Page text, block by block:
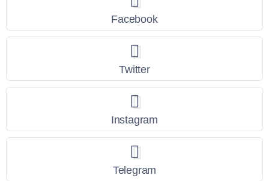
Facebook
Twitter
Instagram
Telegram